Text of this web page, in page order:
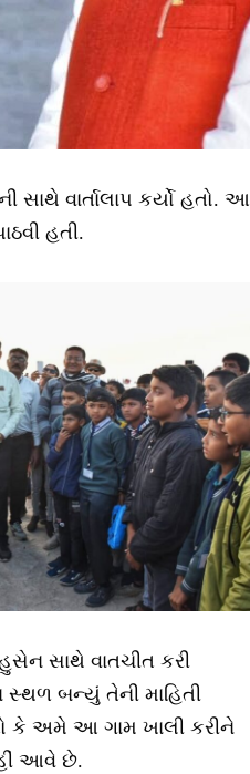
વાર્તાલાપ કર્યો હતો. આ
હતી.
સાથે વાતચીત કરી
સ્થળ બન્યું તેની માહિતી
કે અમે આ ગામ ખાલી કરીને
આવે છે.